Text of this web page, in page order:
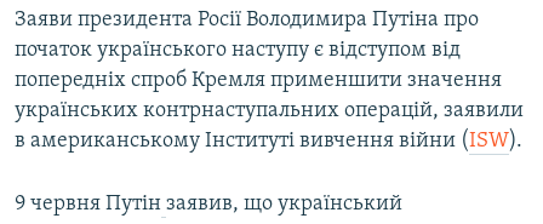
пошуку
ІНТЕРВ'Ю
ВСЕ ЗА ДЕНЬ
СПЕЦПРОЕКТИ
ДЕПОРТАЦІЯ
ВІДЕОУРОКИ «ELIFBE»
ЯК ОБІЙТИ БЛОКУВАННЯ
Русский
Заяви президента Росії Володимира Путіна про
початок українського наступу є відступом від
попередніх спроб Кремля применшити значення
українських контрнаступальних операцій, заявили
в американському Інституті вивчення війни (ISW).
9 червня Путін заявив, що український